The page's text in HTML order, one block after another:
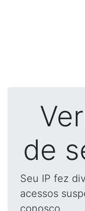
de
Seu IP fez
acessos
conosco.